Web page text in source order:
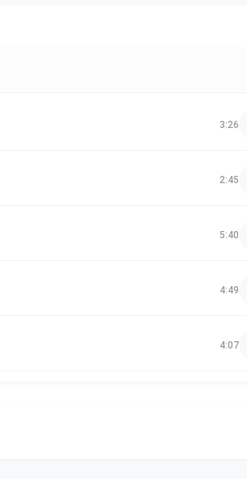
3:26
2:45
5:40
4:49
4:07